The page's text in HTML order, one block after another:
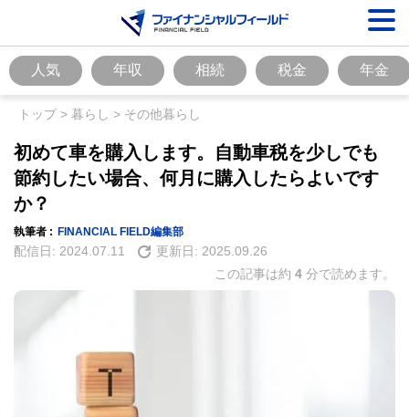
人気 年収 相続 税金 年金
トップ> 暮らし > その他暮らし
初めて車を購入します。自動車税を少しでも
節約したい場合、何月に購入したらよいです
か？
執筆者 : FINANCIAL FIELD編集部
配信日: 2024.07.11 更新日: 2025.09.26
この記事は約 4 分で読めます。